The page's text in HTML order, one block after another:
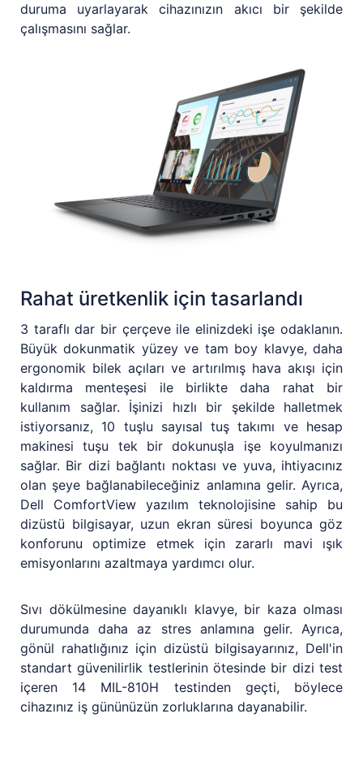
duruma uyarlayarak cihazınızın akıcı bir şekilde
çalışmasını sağlar.
Rahat üretkenlik için tasarlandı
3 taraflı dar bir çerçeve ile elinizdeki işe odaklanın.
Büyük dokunmatik yüzey ve tam boy klavye, daha
ergonomik bilek açıları ve artırılmış hava akışı için
kaldırma menteşesi ile birlikte daha rahat bir
kullanım sağlar. İşinizi hızlı bir şekilde halletmek
istiyorsanız, 10 tuşlu sayısal tuş takımı ve hesap
makinesi tuşu tek bir dokunuşla işe koyulmanızı
sağlar. Bir dizi bağlantı noktası ve yuva, ihtiyacınız
olan şeye bağlanabileceğiniz anlamına gelir. Ayrıca,
Dell ComfortView yazılım teknolojisine sahip bu
dizüstü bilgisayar, uzun ekran süresi boyunca göz
konforunu optimize etmek için zararlı mavi ışık
emisyonlarını azaltmaya yardımcı olur.
Sıvı dökülmesine dayanıklı klavye, bir kaza olması
durumunda daha az stres anlamına gelir. Ayrıca,
gönül rahatlığınız için dizüstü bilgisayarınız, Dell'in
standart güvenilirlik testlerinin ötesinde bir dizi test
içeren 14 MIL-810H testinden geçti, böylece
cihazınız iş gününüzün zorluklarına dayanabilir.